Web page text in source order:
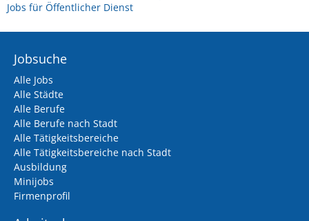
Jobs für Öffentlicher Dienst
Jobsuche
Alle Jobs
Alle Städte
Alle Berufe
Alle Berufe nach Stadt
Alle Tätigkeitsbereiche
Alle Tätigkeitsbereiche nach Stadt
Ausbildung
Minijobs
Firmenprofil